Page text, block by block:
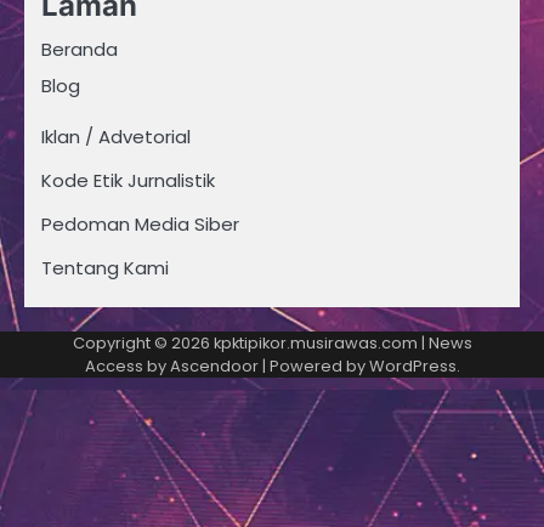
Beranda
Blog
Iklan / Advetorial
Kode Etik Jurnalistik
Pedoman Media Siber
Tentang Kami
Copyright © 2026 kpktipikor.musirawas.com | News
Access byAscendoor| Powered byWordPress.